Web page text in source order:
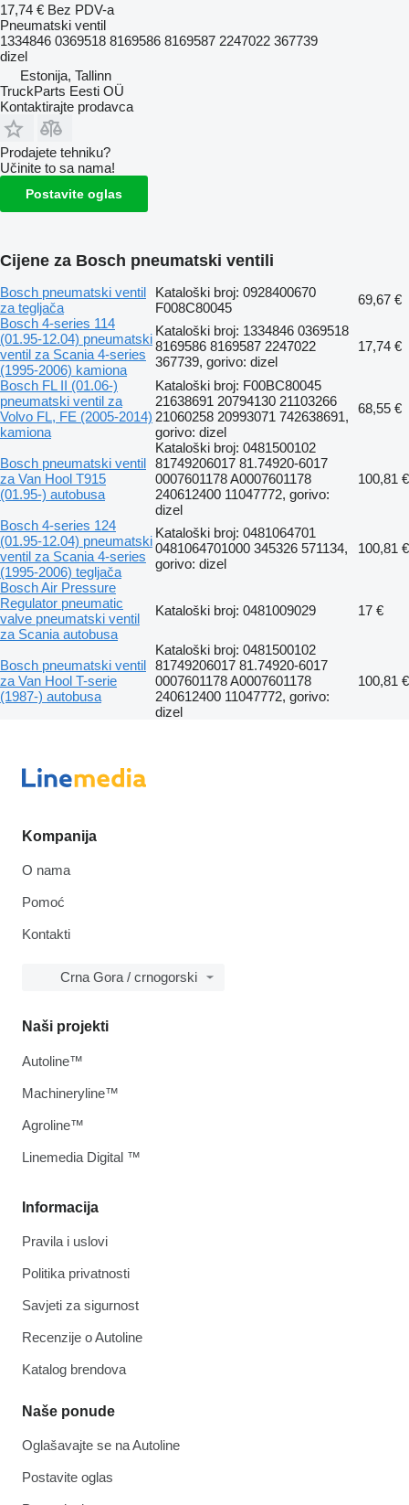
17,74 € Bez PDV-a
Pneumatski ventil
1334846 0369518 8169586 8169587 2247022 367739
dizel
Estonija, Tallinn
TruckParts Eesti OÜ
Kontaktirajte prodavca
Prodajete tehniku?
Učinite to sa nama!
Postavite oglas
Cijene za Bosch pneumatski ventili
Bosch pneumatski ventil
za tegljača
Kataloški broj: 0928400670
F008C80045
69,67 €
Bosch 4-series 114
(01.95-12.04) pneumatski
ventil za Scania 4-series
(1995-2006) kamiona
Kataloški broj: 1334846 0369518
8169586 8169587 2247022
367739, gorivo: dizel
17,74 €
Bosch FL II (01.06-)
pneumatski ventil za
Volvo FL, FE (2005-2014)
kamiona
Kataloški broj: F00BC80045
21638691 20794130 21103266
21060258 20993071 742638691,
gorivo: dizel
68,55 €
Bosch pneumatski ventil
za Van Hool T915
(01.95-) autobusa
Kataloški broj: 0481500102
81749206017 81.74920-6017
0007601178 A0007601178
240612400 11047772, gorivo:
dizel
100,81 €
Bosch 4-series 124
(01.95-12.04) pneumatski
ventil za Scania 4-series
(1995-2006) tegljača
Kataloški broj: 0481064701
0481064701000 345326 571134,
gorivo: dizel
100,81 €
Bosch Air Pressure
Regulator pneumatic
valve pneumatski ventil
za Scania autobusa
Kataloški broj: 0481009029 17 €
Bosch pneumatski ventil
za Van Hool T-serie
(1987-) autobusa
Kataloški broj: 0481500102
81749206017 81.74920-6017
0007601178 A0007601178
240612400 11047772, gorivo:
dizel
100,81 €
Kompanija
O nama
Pomoć
Kontakti
Crna Gora / crnogorski
Informacija
Pravila i uslovi
Politika privatnosti
Savjeti za sigurnost
Recenzije o Autoline
Katalog brendova
Naše ponude
Oglašavajte se na Autoline
Postavite oglas
Naši projekti
Autoline™
Machineryline™
Agroline™
Linemedia Digital ™